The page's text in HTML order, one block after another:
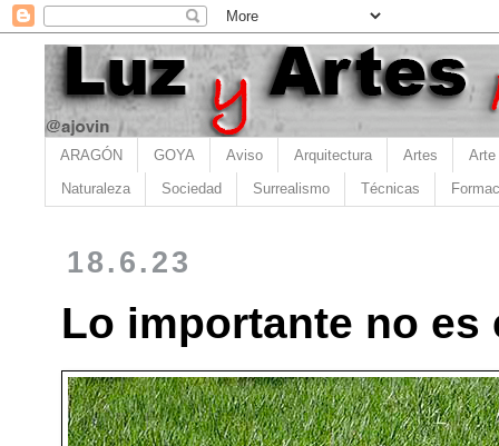
ARAGÓN GOYA Aviso Arquitectura Artes Arte
Naturaleza Sociedad Surrealismo Técnicas
18.6.23
Lo importante no